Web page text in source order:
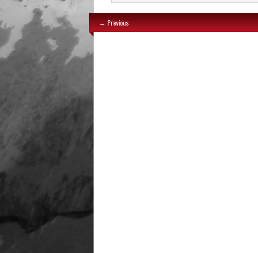
← Previous